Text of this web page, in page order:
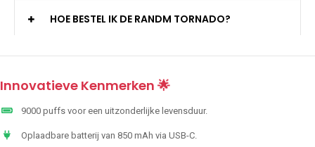
HOE BESTEL IK DE RANDM TORNADO?
Innovatieve Kenmerken 🌟
9000 puffs voor een uitzonderlijke levensduur.
Oplaadbare batterij van 850 mAh via USB-C.